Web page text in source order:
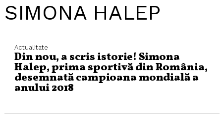
SIMONA HALEP
Actualitate
Din nou, a scris istorie! Simona
Halep, prima sportivă din România,
desemnată campioana mondială a
anului 2018